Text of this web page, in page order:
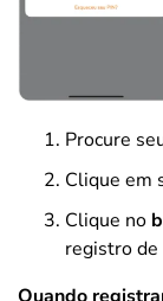
Procure
Clique em
Clique no
registro de